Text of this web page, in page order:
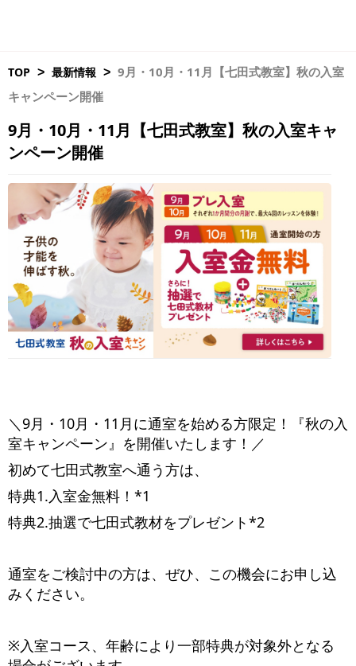
TOP > 最新情報 > 9月・10月・11月【七田式教室】秋の入室
キャンペーン開催
9月・10月・11月【七田式教室】秋の入室キャ
ンペーン開催
＼9月・10月・11月に通室を始める方限定！『秋の入
室キャンペーン』を開催いたします！／
初めて七田式教室へ通う方は、
特典1.入室金無料！*1
特典2.抽選で七田式教材をプレゼント*2
通室をご検討中の方は、ぜひ、この機会にお申し込
みください。
※入室コース、年齢により一部特典が対象外となる